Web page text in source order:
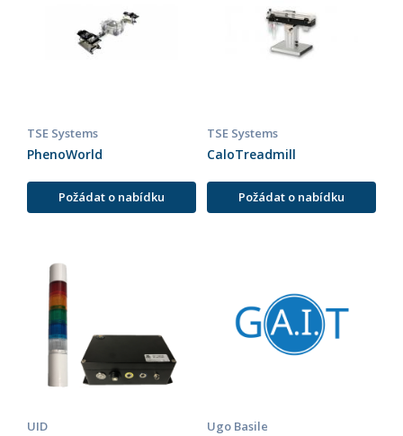
TSE Systems
PhenoWorld
Požádat o nabídku
TSE Systems
CaloTreadmill
Požádat o nabídku
UID Ugo Basile